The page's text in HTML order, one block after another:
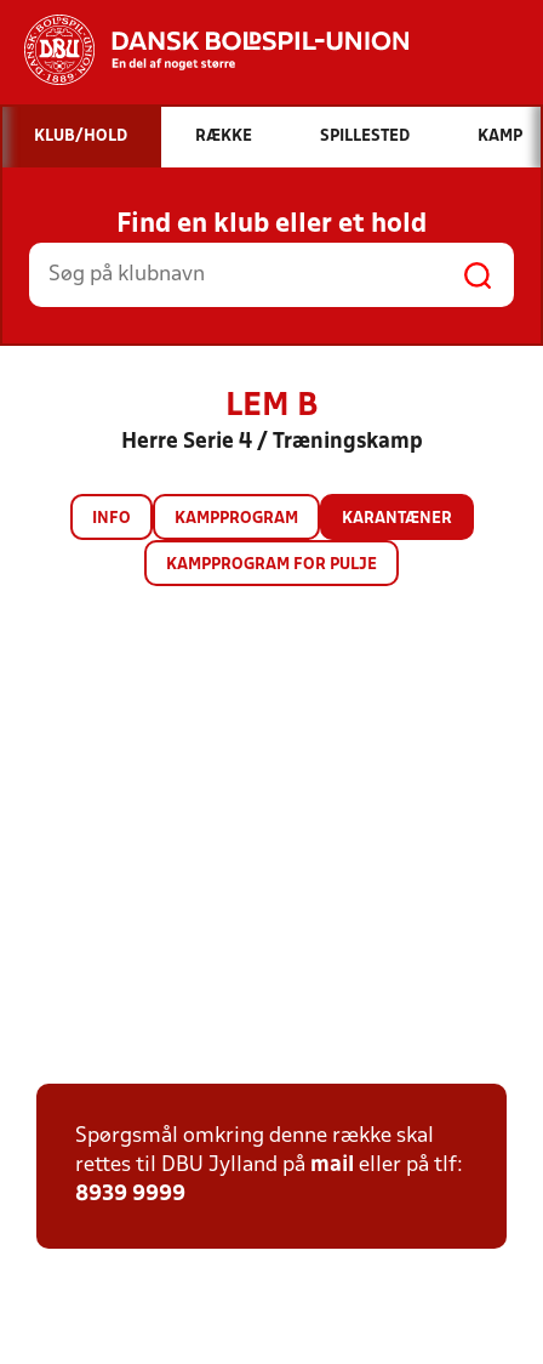
Hvad vil du søge efter?
INDHOLD OG NYHEDER
STILLINGER, RESULTATER, KLUBBER OG
HOLD
KLUB/HOLD RÆKKE SPILLESTED KAMP
Find en klub eller et hold
LEM B
Herre Serie 4 / Træningskamp
INFO KAMPPROGRAM KARANTÆNER
KAMPPROGRAM FOR PULJE
Spørgsmål omkring denne række skal
rettes til DBU Jylland på mail eller på tlf:
8939 9999